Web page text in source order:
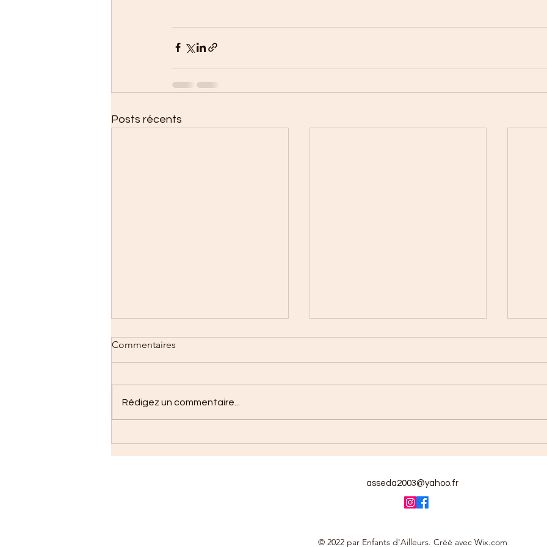
Posts récents
Une page se tourne…
Commentaires
Rédigez un commentaire...
asseda2003@yahoo.fr
© 2022 par Enfants d'Ailleurs. Créé avec Wix.com